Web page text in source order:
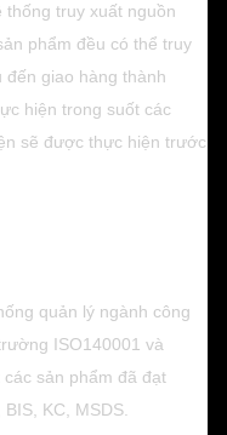
truy xuất nguồn
phẩm đều có thể truy
đến giao hàng thành
hiện trong suốt các
sẽ được thực hiện trước
quản lý ngành công
ISO140001 và
sản phẩm đã đạt
KC, MSDS.